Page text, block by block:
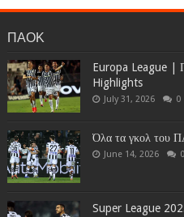
ΠΑΟΚ
Europa League |
Highlights
July 31, 2026 0
Όλα τα γκολ του
June 14, 2026 0
Super League